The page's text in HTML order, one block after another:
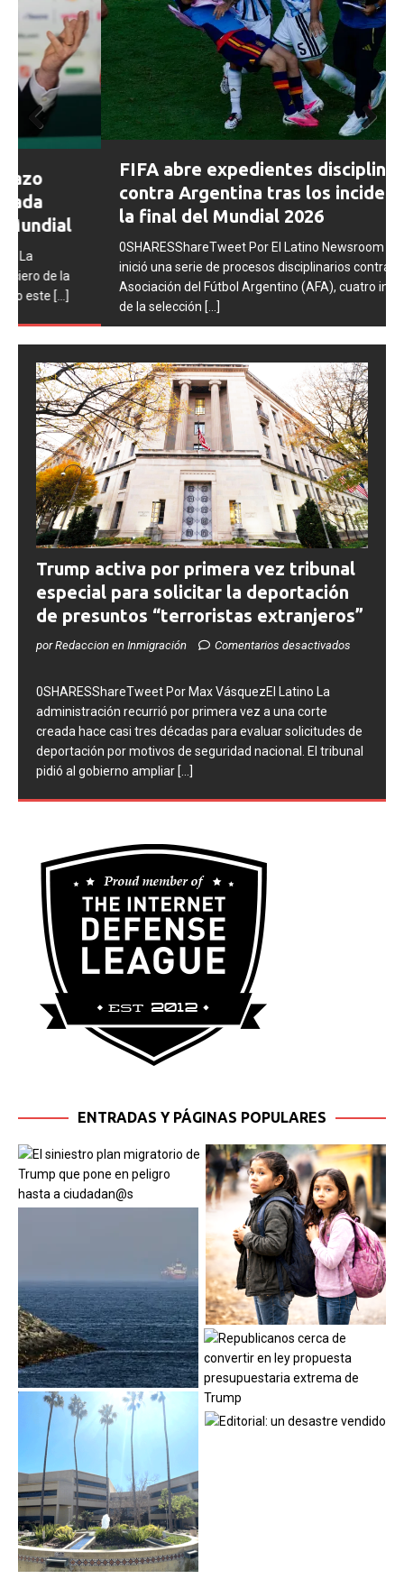
FIFA abre expedientes disciplinarios
contra Argentina tras los incidentes en
la final del Mundial 2026
0SHARESShareTweet Por El Latino Newsroom La FIFA
inició una serie de procesos disciplinarios contra la
Asociación del Fútbol Argentino (AFA), cuatro integrantes
de la selección[...]
Prev
Trump activa por primera vez tribunal
especial para solicitar la deportación
de presuntos “terroristas extranjeros”
0SHARESShareTweet Por Max VásquezEl Latino La
administración recurrió por primera vez a una corte
creada hace casi tres décadas para evaluar solicitudes de
deportación por motivos de seguridad nacional. El tribunal
pidió al gobierno ampliar [...]